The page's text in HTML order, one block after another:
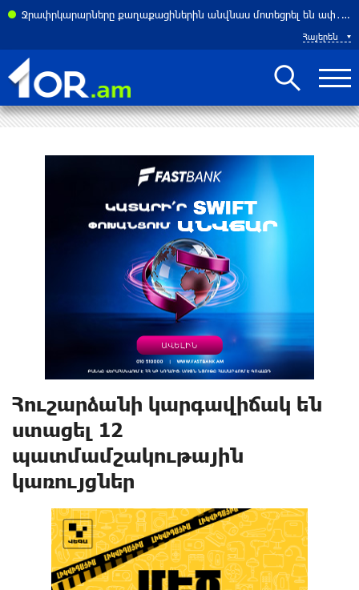
Ջրափրկարարները քաղաքացիներին անվնաս մոտեցրել են ափ․ նրանց կյանքին վտանգ չի սպառնում
Հայերեն
Հուշարձանի կարգավիճակ են
ստացել 12
պատմամշակութային
կառույցներ